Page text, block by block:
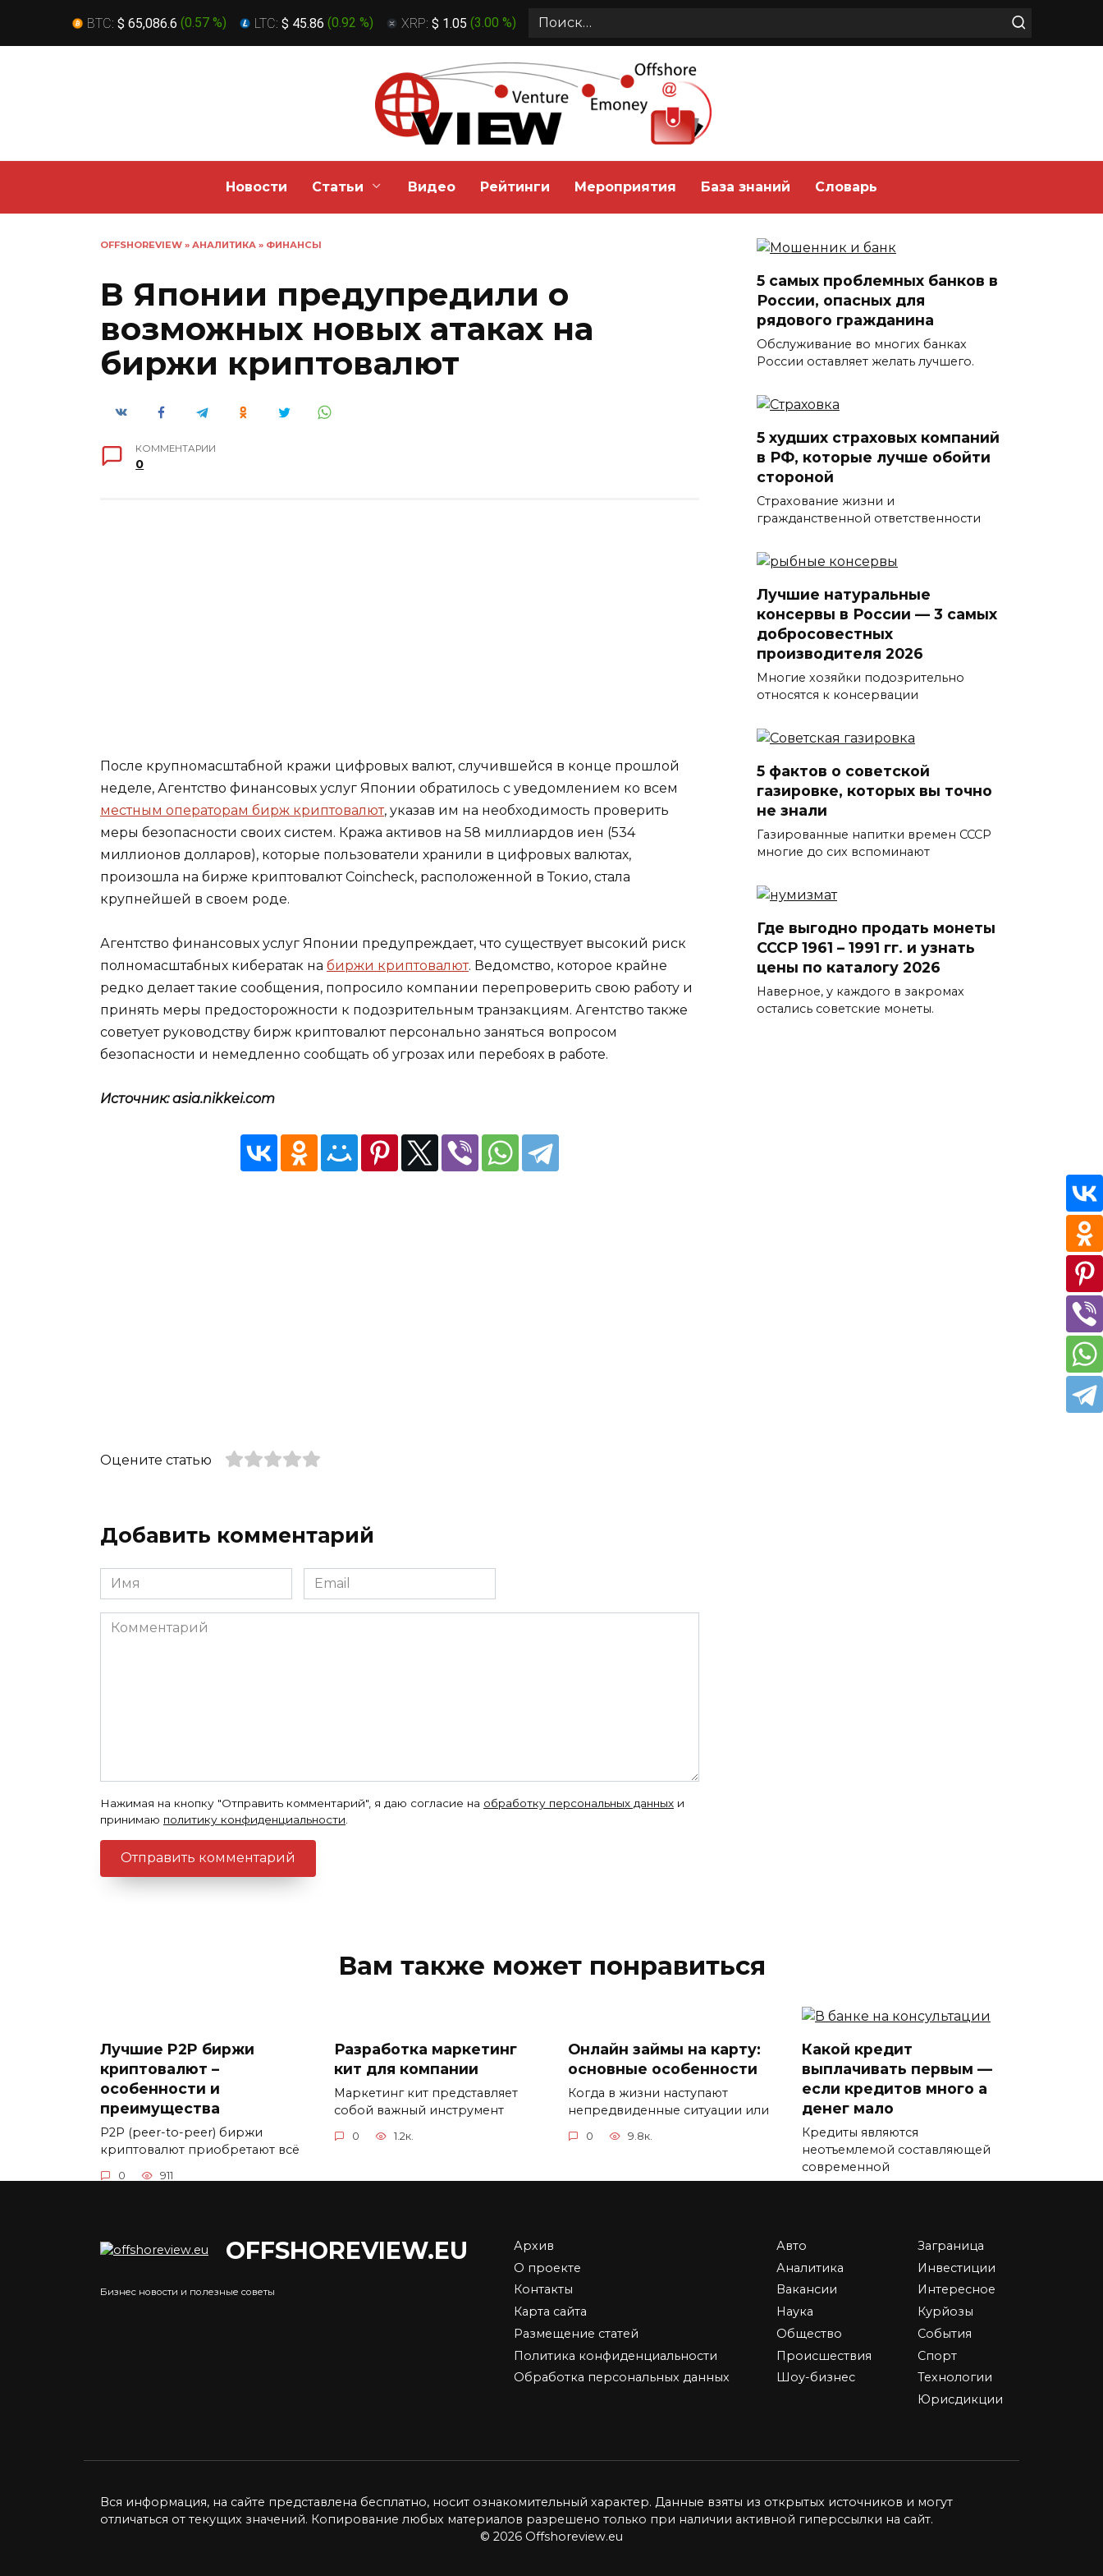
BTC: $ 65,086.6 (0.57 %) LTC: $ 45.86 (0.92 %) XRP: $ 1.05 (3.00 %)
Search
Новости Статьи Видео Рейтинги Мероприятия База знаний Словарь
OFFSHOREVIEW » АНАЛИТИКА » ФИНАНСЫ
В Японии предупредили о
возможных новых атаках на
биржи криптовалют
КОММЕНТАРИИ
0
После крупномасштабной кражи цифровых валют, случившейся в конце прошлой
неделе, Агентство финансовых услуг Японии обратилось с уведомлением ко всем
местным операторам бирж криптовалют, указав им на необходимость проверить
меры безопасности своих систем. Кража активов на 58 миллиардов иен (534
миллионов долларов), которые пользователи хранили в цифровых валютах,
произошла на бирже криптовалют Coincheck, расположенной в Токио, стала
крупнейшей в своем роде.
Агентство финансовых услуг Японии предупреждает, что существует высокий риск
полномасштабных кибератак на биржи криптовалют. Ведомство, которое крайне
редко делает такие сообщения, попросило компании перепроверить свою работу и
принять меры предосторожности к подозрительным транзакциям. Агентство также
советует руководству бирж криптовалют персонально заняться вопросом
безопасности и немедленно сообщать об угрозах или перебоях в работе.
Источник: asia.nikkei.com
Оцените статью
Добавить комментарий
Имя
*
Email
*
Комментарий
Нажимая на кнопку "Отправить комментарий", я даю согласие на обработку персональных данных и
принимаю политику конфиденциальности
5 самых проблемных банков в
России, опасных для
рядового гражданина
Обслуживание во многих банках
России оставляет желать лучшего.
5 худших страховых компаний
в РФ, которые лучше обойти
стороной
Страхование жизни и
гражданственной ответственности
Лучшие натуральные
консервы в России — 3 самых
добросовестных
производителя 2026
Многие хозяйки подозрительно
относятся к консервации
5 фактов о советской
газировке, которых вы точно
не знали
Газированные напитки времен СССР
многие до сих вспоминают
Где выгодно продать монеты
СССР 1961 – 1991 гг. и узнать
цены по каталогу 2026
Наверное, у каждого в закромах
остались советские монеты.
Вам также может понравиться
Лучшие P2P биржи
криптовалют –
особенности и
преимущества
P2P (peer-to-peer) биржи
криптовалют приобретают всё
0 911
Разработка маркетинг
кит для компании
Маркетинг кит представляет
собой важный инструмент
0 1.2к.
Онлайн займы на карту:
основные особенности
Когда в жизни наступают
непредвиденные ситуации или
0 9.8к.
Какой кредит
выплачивать первым —
если кредитов много а
денег мало
Кредиты являются
неотъемлемой составляющей
современной
Wildberries — как купить
Популярность маркетплейсов
биткоинов: руководство
для новичков
криптовалюта в мире,
привлекает
учителя физкультуры в
школе — в России и за
рубежом в 2026 году
Наличие специального
образования, хорошая
OFFSHOREVIEW.EU
Бизнес новости и полезные советы
Архив
О проекте
Контакты
Карта сайта
Размещение статей
Политика конфиденциальности
Обработка персональных данных
Авто
Аналитика
Вакансии
Наука
Общество
Происшествия
Шоу-бизнес
Заграница
Инвестиции
Интересное
Курйозы
События
Спорт
Технологии
Юрисдикции
Вся информация, на сайте представлена бесплатно, носит ознакомительный характер. Данные взяты из открытых источников и могут
отличаться от текущих значений. Копирование любых материалов разрешено только при наличии активной гиперссылки на сайт.
© 2026 Offshoreview.eu